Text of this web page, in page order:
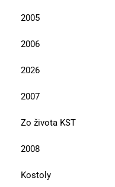
2005
2006
2026
2007
Zo života KST
2008
Kostoly